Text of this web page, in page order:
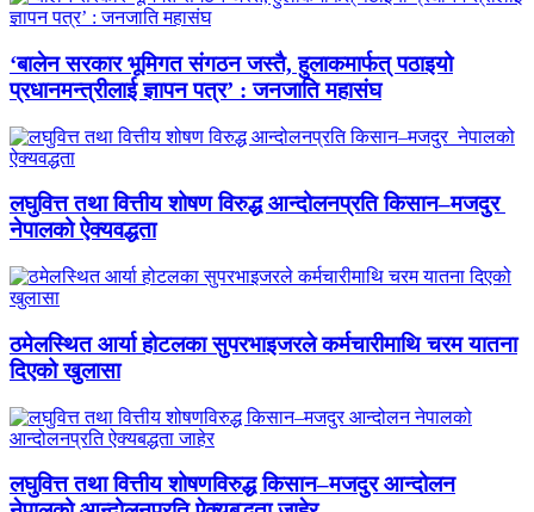
‘बालेन सरकार भूमिगत संगठन जस्तै, हुलाकमार्फत् पठाइयो
प्रधानमन्त्रीलाई ज्ञापन पत्र’ : जनजाति महासंघ
लघुवित्त तथा वित्तीय शोषण विरुद्ध आन्दोलनप्रति किसान–मजदुर
नेपालको ऐक्यवद्धता
ठमेलस्थित आर्या होटलका सुपरभाइजरले कर्मचारीमाथि चरम यातना
दिएको खुलासा
लघुवित्त तथा वित्तीय शोषणविरुद्ध किसान–मजदुर आन्दोलन